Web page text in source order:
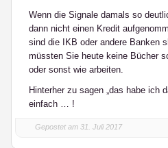
Wenn die Signale damals so
dann nicht einen Kredit
sind die IKB oder andere Banken
müssten Sie heute keine Bücher
oder sonst wie arbeiten.
Hinterher zu sagen „das habe ich
einfach … !
Gepostet am 31. Juli 2017